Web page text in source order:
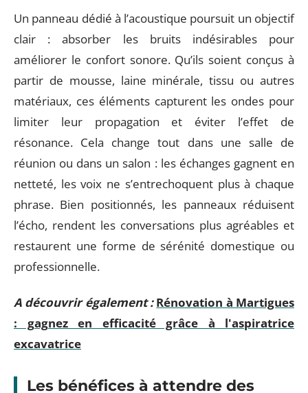
Un panneau dédié à l’acoustique poursuit un objectif
clair : absorber les bruits indésirables pour
améliorer le confort sonore. Qu’ils soient conçus à
partir de mousse, laine minérale, tissu ou autres
matériaux, ces éléments capturent les ondes pour
limiter leur propagation et éviter l’effet de
résonance. Cela change tout dans une salle de
réunion ou dans un salon : les échanges gagnent en
netteté, les voix ne s’entrechoquent plus à chaque
phrase. Bien positionnés, les panneaux réduisent
l’écho, rendent les conversations plus agréables et
restaurent une forme de sérénité domestique ou
professionnelle.
A découvrir également : Rénovation à Martigues
: gagnez en efficacité grâce à l'aspiratrice
excavatrice
Les bénéfices à attendre des